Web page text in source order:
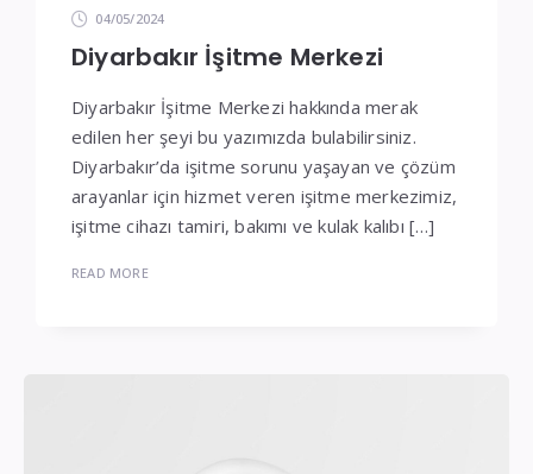
04/05/2024
Diyarbakır İşitme Merkezi
Diyarbakır İşitme Merkezi hakkında merak
edilen her şeyi bu yazımızda bulabilirsiniz.
Diyarbakır’da işitme sorunu yaşayan ve çözüm
arayanlar için hizmet veren işitme merkezimiz,
işitme cihazı tamiri, bakımı ve kulak kalıbı […]
READ MORE